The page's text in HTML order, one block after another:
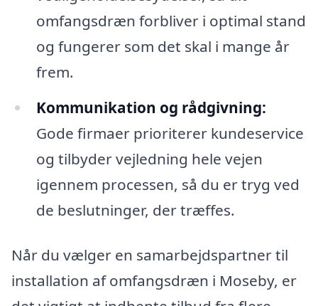
omfangsdræn forbliver i optimal stand
og fungerer som det skal i mange år
frem.
Kommunikation og rådgivning:
Gode firmaer prioriterer kundeservice
og tilbyder vejledning hele vejen
igennem processen, så du er tryg ved
de beslutninger, der træffes.
Når du vælger en samarbejdspartner til
installation af omfangsdræn i Moseby, er